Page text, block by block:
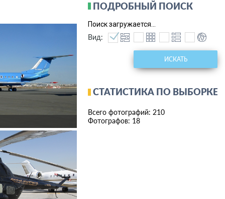
ПОДРОБНЫЙ ПОИСК
Поиск загружается...
Вид:
ИСКАТЬ
СТАТИСТИКА ПО ВЫБОРКЕ
Всего фотографий: 210
Фотографов: 18